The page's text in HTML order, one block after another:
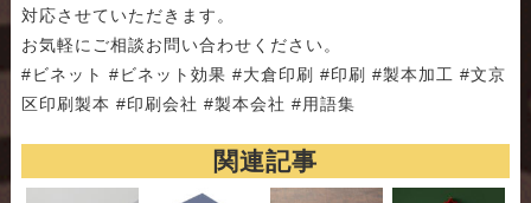
対応させていただきます。
お気軽にご相談お問い合わせください。
#ビネット #ビネット効果 #大倉印刷 #印刷 #製本加工 #文京
区印刷製本 #印刷会社 #製本会社 #用語集
関連記事